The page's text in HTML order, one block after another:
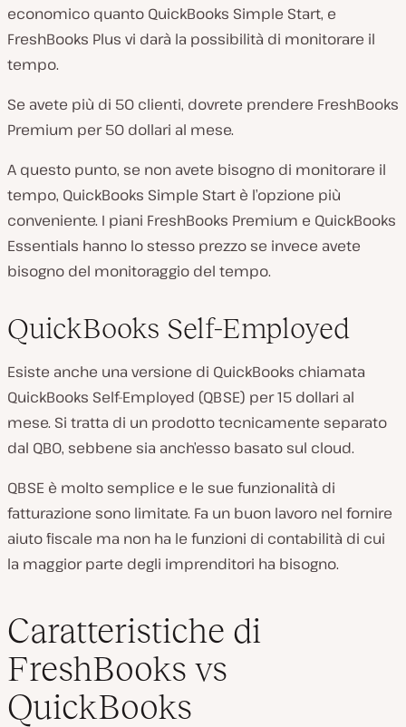
economico quanto QuickBooks Simple Start, e
FreshBooks Plus vi darà la possibilità di monitorare il
tempo.
Se avete più di 50 clienti, dovrete prendere FreshBooks
Premium per 50 dollari al mese.
A questo punto, se non avete bisogno di monitorare il
tempo, QuickBooks Simple Start è l’opzione più
conveniente. I piani FreshBooks Premium e QuickBooks
Essentials hanno lo stesso prezzo se invece avete
bisogno del monitoraggio del tempo.
QuickBooks Self-Employed
Esiste anche una versione di QuickBooks chiamata
QuickBooks Self-Employed (QBSE) per 15 dollari al
mese. Si tratta di un prodotto tecnicamente separato
dal QBO, sebbene sia anch’esso basato sul cloud.
QBSE è molto semplice e le sue funzionalità di
fatturazione sono limitate. Fa un buon lavoro nel fornire
aiuto fiscale ma non ha le funzioni di contabilità di cui
la maggior parte degli imprenditori ha bisogno.
Caratteristiche di
FreshBooks vs
QuickBooks